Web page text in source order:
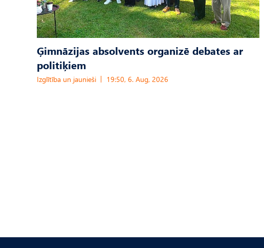
Ģimnāzijas absolvents organizē debates ar
politiķiem
Izglītība un jaunieši 19:50, 6. Aug, 2026